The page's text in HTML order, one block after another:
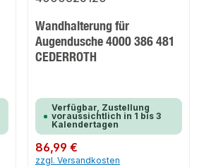
Wandhalterung für
Augendusche 4000 386 481
CEDERROTH
Verfügbar, Zustellung
voraussichtlich in 1 bis 3
Kalendertagen
Regulärer Preis:
86,99 €
zzgl. Versandkosten